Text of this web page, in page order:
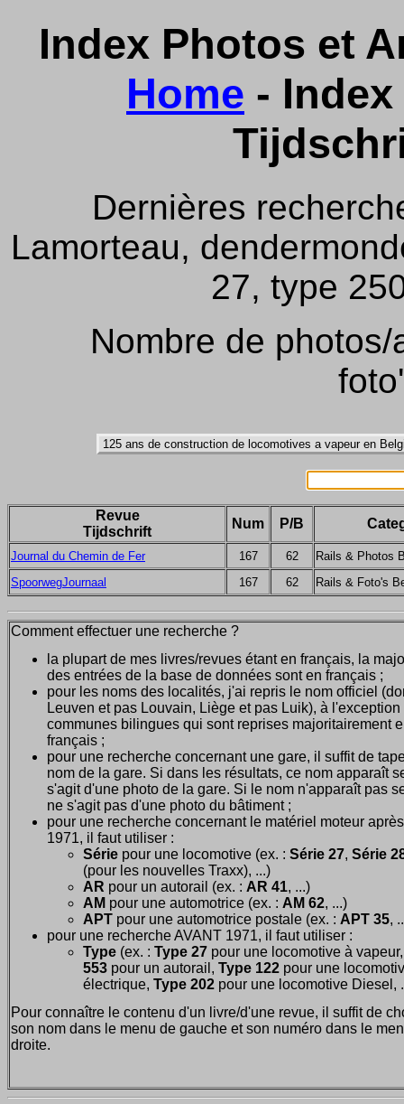
Index Photos et
Home -
Dernières
Lamorteau,
27, type
Nombre de
Revue
Tijdschrift
Num P/B
Journal du Chemin de Fer 167 62
Rails & Photos
SpoorwegJournaal
167 62 Rails & Foto's
Comment effectuer une recherche ?
la plupart de mes livres/revues étant en français, la
des entrées de la base de données sont en français ;
pour les noms des localités, j'ai repris le nom officiel
Leuven et pas Louvain, Liège et pas Luik), à l'exception
communes bilingues qui sont reprises majoritairement
français ;
pour une recherche concernant une gare, il suffit de
nom de la gare. Si dans les résultats, ce nom apparaît
s'agit d'une photo de la gare. Si le nom n'apparaît pas
ne s'agit pas d'une photo du bâtiment ;
pour une recherche concernant le matériel moteur après
1971, il faut utiliser :
Série pour une locomotive (ex. : Série 27, Série
(pour les nouvelles Traxx), ...)
AR pour un autorail (ex. : AR 41, ...)
AM pour une automotrice (ex. : AM 62, ...)
APT pour une automotrice postale (ex. : APT 35,
pour une recherche AVANT 1971, il faut utiliser :
Type (ex. : Type 27 pour une locomotive à
553 pour un autorail, Type 122 pour une
électrique, Type 202 pour une locomotive Diesel,
Pour connaître le contenu d'un livre/d'une revue, il suffit de
son nom dans le menu de gauche et son numéro dans le
droite.